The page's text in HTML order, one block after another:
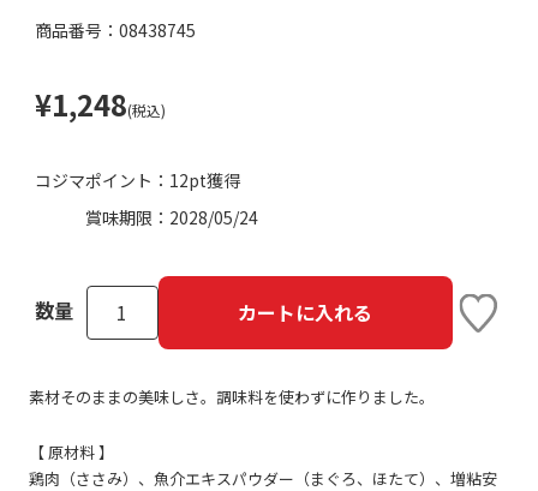
商品番号：08438745
¥1,248(税込)
コジマポイント： 12pt獲得
賞味期限： 2028/05/24
数量 カートに入れる
素材そのままの美味しさ。調味料を使わずに作りました。
【 原材料 】
鶏肉（ささみ）、魚介エキスパウダー（まぐろ、ほたて）、増粘安